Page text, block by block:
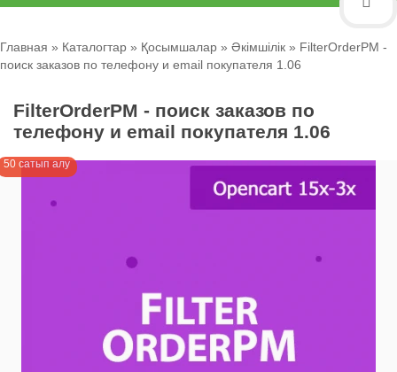
Главная » Каталогтар » Қосымшалар » Әкімшілік » FilterOrderPM -
поиск заказов по телефону и email покупателя 1.06
FilterOrderPM - поиск заказов по
телефону и email покупателя 1.06
50 сатып алу